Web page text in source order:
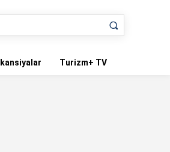
Turizm+ TV